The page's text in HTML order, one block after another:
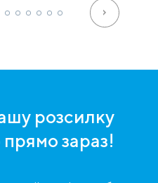
розсилку
зараз!